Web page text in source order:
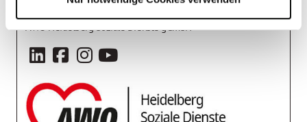
Arbeitgeber
AWO Heidelberg Soziale Dienste gGmbH